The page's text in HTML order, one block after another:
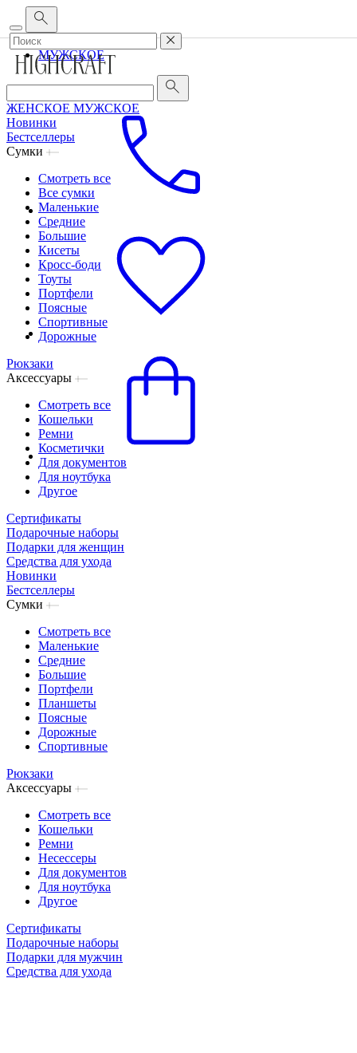
Корпоративным клиентам
ЖЕНСКОЕ
МУЖСКОЕ
ЖЕНСКОЕ МУЖСКОЕ
Новинки
Бестселлеры
Сумки
Смотреть все
Все сумки
Маленькие
Средние
Большие
Кисеты
Кросс-боди
Тоуты
Портфели
Поясные
Спортивные
Дорожные
Рюкзаки
Аксессуары
Смотреть все
Кошельки
Ремни
Косметички
Для документов
Для ноутбука
Другое
Сертификаты
Подарочные наборы
Подарки для женщин
Средства для ухода
Новинки
Бестселлеры
Сумки
Смотреть все
Маленькие
Средние
Большие
Портфели
Планшеты
Поясные
Дорожные
Спортивные
Рюкзаки
Аксессуары
Смотреть все
Кошельки
Ремни
Несессеры
Для документов
Для ноутбука
Другое
Сертификаты
Подарочные наборы
Подарки для мужчин
Средства для ухода